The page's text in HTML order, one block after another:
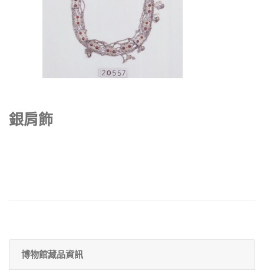
銀肩飾
博物館藏品資訊